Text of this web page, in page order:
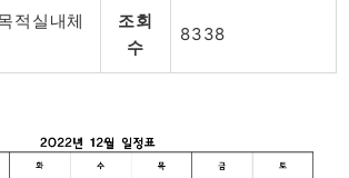
적실내체
조회
수
8338